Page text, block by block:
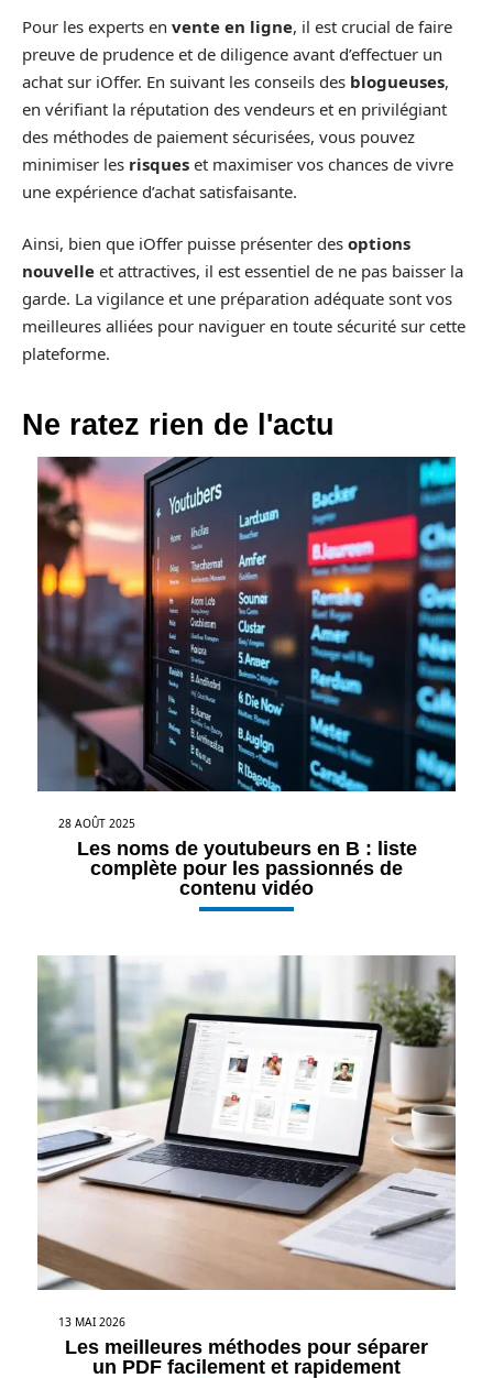
Pour les experts en vente en ligne, il est crucial de faire
preuve de prudence et de diligence avant d’effectuer un
achat sur iOffer. En suivant les conseils des blogueuses,
en vérifiant la réputation des vendeurs et en privilégiant
des méthodes de paiement sécurisées, vous pouvez
minimiser les risques et maximiser vos chances de vivre
une expérience d’achat satisfaisante.
Ainsi, bien que iOffer puisse présenter des options
nouvelle et attractives, il est essentiel de ne pas baisser la
garde. La vigilance et une préparation adéquate sont vos
meilleures alliées pour naviguer en toute sécurité sur cette
plateforme.
Ne ratez rien de l'actu
28 AOÛT 2025
Les noms de youtubeurs en B : liste
complète pour les passionnés de
contenu vidéo
13 MAI 2026
Les meilleures méthodes pour séparer
un PDF facilement et rapidement